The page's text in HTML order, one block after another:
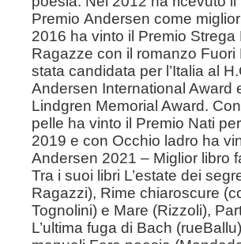
Premio Andersen come
2016 ha vinto il Premio Strega
Ragazze con il romanzo Fuori
stata candidata per l’Italia al
Andersen International Award
Lindgren Memorial Award.
pelle ha vinto il Premio Nati per
2019 e con Occhio ladro ha
Andersen 2021 – Miglior libro
Tra i suoi libri L’estate dei
Ragazzi), Rime chiaroscure
Tognolini) e Mare (Rizzoli),
L’ultima fuga di Bach